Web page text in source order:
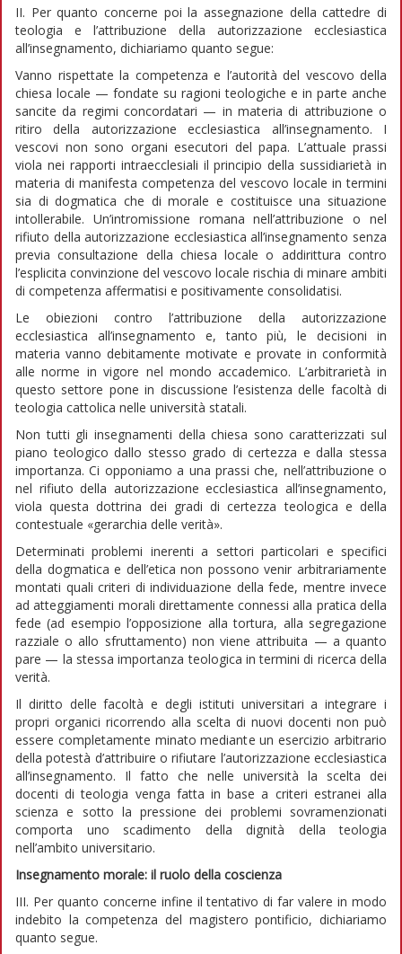
II. Per quanto concerne poi la assegnazione della cattedre di
teologia e l’attribuzione della autorizzazione ecclesiastica
all’insegnamento, dichiariamo quanto segue:
Vanno rispettate la competenza e l’autorità del vescovo della
chiesa locale — fondate su ragioni teologiche e in parte anche
sancite da regimi concordatari — in materia di attribuzione o
ritiro della autorizzazione ecclesiastica all’insegnamento. I
vescovi non sono organi esecutori del papa. L’attuale prassi
viola nei rapporti intraecclesiali il principio della sussidiarietà in
materia di manifesta competenza del vescovo locale in termini
sia di dogmatica che di morale e costituisce una situazione
intollerabile. Un’intromissione romana nell’attribuzione o nel
rifiuto della autorizzazione ecclesiastica all’insegnamento senza
previa consultazione della chiesa locale o addirittura contro
l’esplicita convinzione del vescovo locale rischia di minare ambiti
di competenza affermatisi e positivamente consolidatisi.
Le obiezioni contro l’attribuzione della autorizzazione
ecclesiastica all’insegnamento e, tanto più, le decisioni in
materia vanno debitamente motivate e provate in conformità
alle norme in vigore nel mondo accademico. L’arbitrarietà in
questo settore pone in discussione l’esistenza delle facoltà di
teologia cattolica nelle università statali.
Non tutti gli insegnamenti della chiesa sono caratterizzati sul
piano teologico dallo stesso grado di certezza e dalla stessa
importanza. Ci opponiamo a una prassi che, nell’attribuzione o
nel rifiuto della autorizzazione ecclesiastica all’insegnamento,
viola questa dottrina dei gradi di certezza teologica e della
contestuale «gerarchia delle verità».
Determinati problemi inerenti a settori particolari e specifici
della dogmatica e dell’etica non possono venir arbitrariamente
montati quali criteri di individuazione della fede, mentre invece
ad atteggiamenti morali direttamente connessi alla pratica della
fede (ad esempio l’opposizione alla tortura, alla segregazione
razziale o allo sfruttamento) non viene attribuita — a quanto
pare — la stessa importanza teologica in termini di ricerca della
verità.
Il diritto delle facoltà e degli istituti universitari a integrare i
propri organici ricorrendo alla scelta di nuovi docenti non può
essere completamente minato mediante un esercizio arbitrario
della potestà d’attribuire o rifiutare l’autorizzazione ecclesiastica
all’insegnamento. Il fatto che nelle università la scelta dei
docenti di teologia venga fatta in base a criteri estranei alla
scienza e sotto la pressione dei problemi sovramenzionati
comporta uno scadimento della dignità della teologia
nell’ambito universitario.
Insegnamento morale: il ruolo della coscienza
III. Per quanto concerne infine il tentativo di far valere in modo
indebito la competenza del magistero pontificio, dichiariamo
quanto segue.